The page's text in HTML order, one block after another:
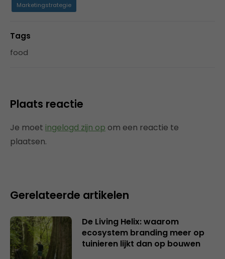
Marketingstrategie
Tags
food
Plaats reactie
Je moet ingelogd zijn op om een reactie te
plaatsen.
Gerelateerde artikelen
De Living Helix: waarom
ecosystem branding meer op
tuinieren lijkt dan op bouwen